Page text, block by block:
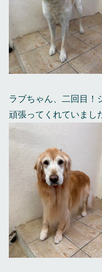
ラブちゃん、二回目！
頑張ってくれていまし